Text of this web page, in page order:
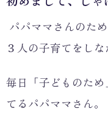
パパママさんのた
３人の子育てをし
毎日「子どものた
てるパパママさん。